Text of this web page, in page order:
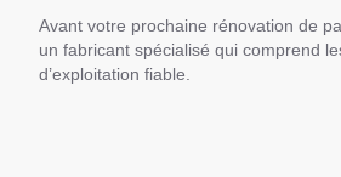
Avant votre prochaine rénovation de
un fabricant spécialisé qui comprend
d’exploitation fiable.